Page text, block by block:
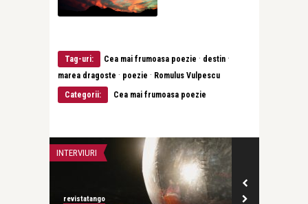
Tag-uri: Cea mai frumoasa poezie · destin ·
marea dragoste · poezie · Romulus Vulpescu
Categorii:
Cea mai frumoasa poezie
INTERVIURI
revistatango